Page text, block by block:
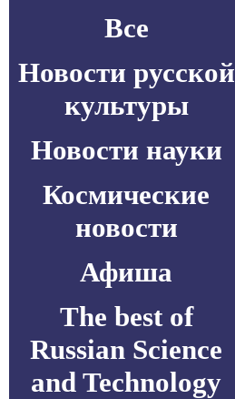
Все
Новости русской
культуры
Новости науки
Космические
новости
Афиша
The best of
Russian Science
and Technology